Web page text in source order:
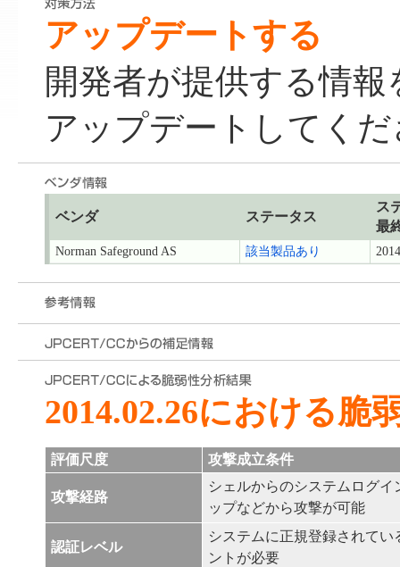
アップデートする
開発者が提供する情
アップデートしてく
ベンダ ステータス
ス
最
Norman Safeground AS 該当製品あり
2014.02.26における脆
評価尺度 攻撃成立条件
攻撃経路
シェルからのシステムログ
ップなどから攻撃が可能
認証レベル
システムに正規登録されて
ントが必要